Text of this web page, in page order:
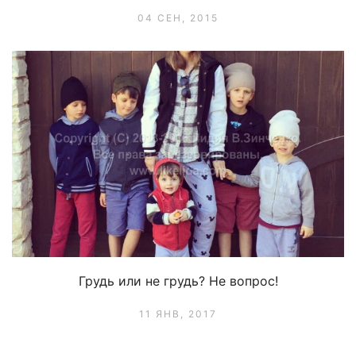
04 СЕН, 2015
Грудь или не грудь? Не вопрос!
11 ЯНВ, 2017